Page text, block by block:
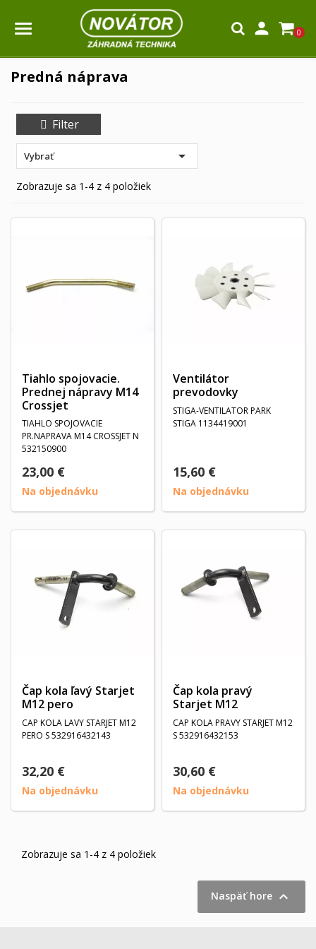
 0
Predná náprava
Filter
Vybrať 
Zobrazuje sa 1-4 z 4 položiek
Tiahlo spojovacie.
Prednej nápravy M14
Crossjet
TIAHLO SPOJOVACIE
PR.NAPRAVA M14 CROSSJET N
532150900
23,00 €
Na objednávku
Ventilátor
prevodovky
STIGA-VENTILATOR PARK
STIGA 1134419001
15,60 €
Na objednávku
Čap kola ľavý Starjet
M12 pero
CAP KOLA LAVY STARJET M12
PERO S 532916432143
32,20 €
Na objednávku
Čap kola pravý
Starjet M12
CAP KOLA PRAVY STARJET M12
S 532916432153
30,60 €
Na objednávku
Zobrazuje sa 1-4 z 4 položiek
Naspäť hore 